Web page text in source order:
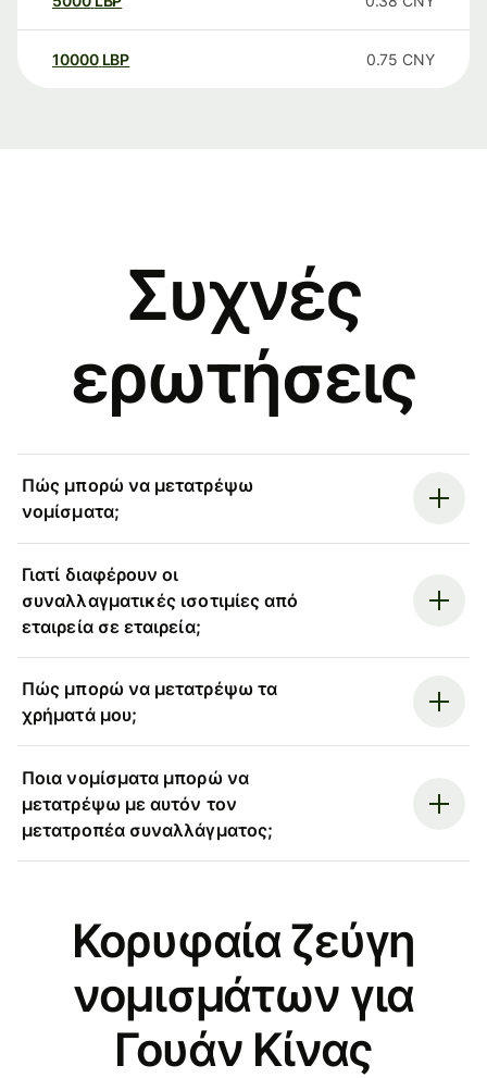
10000 LBP 0.75 CNY
Συχνές
ερωτήσεις
Πώς μπορώ να μετατρέψω
νομίσματα;
Γιατί διαφέρουν οι
συναλλαγματικές ισοτιμίες από
εταιρεία σε εταιρεία;
Πώς μπορώ να μετατρέψω τα
χρήματά μου;
Ποια νομίσματα μπορώ να
μετατρέψω με αυτόν τον
μετατροπέα συναλλάγματος;
Κορυφαία ζεύγη
νομισμάτων για
Γουάν Κίνας